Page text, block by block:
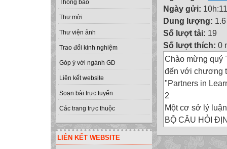
Thông báo
Thư mời
Thư viện ảnh
Trao đổi kinh nghiệm
Góp ý với ngành GD
Liên kết website
Soạn bài trực tuyến
Các trang trực thuộc
LIÊN KẾT WEBSITE
Ngày gửi:
Dung lượng:
Số lượt tải: 19
Số lượt thích: 0
Chào mừng quý
đến với chương
"Partners in
2
Một cơ sở lý
BỘ CÂU HỎI
Bảng phân loại